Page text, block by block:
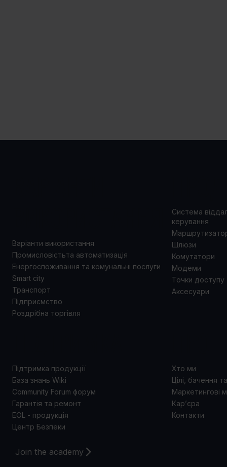
Join the academy
Варіанти використання
Промисловістьта автоматизація
Енергоспоживання та комунальні послуги
Smart city
Транспорт
Підприємство
Роздрібна торгівля
Система
керування
Шлюзи
Комутатори
Модеми
Точки доступу
Аксесуари
Підтримка продукції
База знань Wiki
Community Forum форум
Гарантія та ремонт
EOL - продукція
Центр Безпеки
Хто ми
Цілі, бачення
Маркетингові
Кар’єра
Контакти